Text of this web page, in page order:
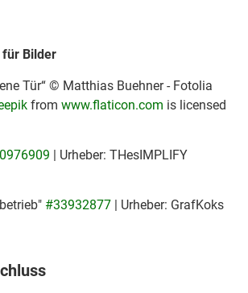
für Bilder
Tür“ © Matthias Buehner - Fotolia
from www.flaticon.com is licensed
| Urheber: THesIMPLIFY
#33932877 | Urheber: GrafKoks